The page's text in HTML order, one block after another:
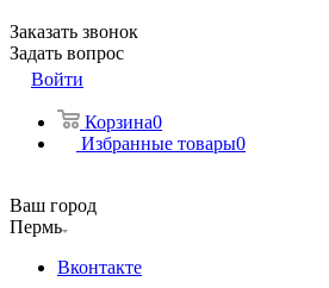
Заказать звонок
Задать вопрос
Войти
Корзина0
Избранные товары0
Ваш город
Пермь
Вконтакте